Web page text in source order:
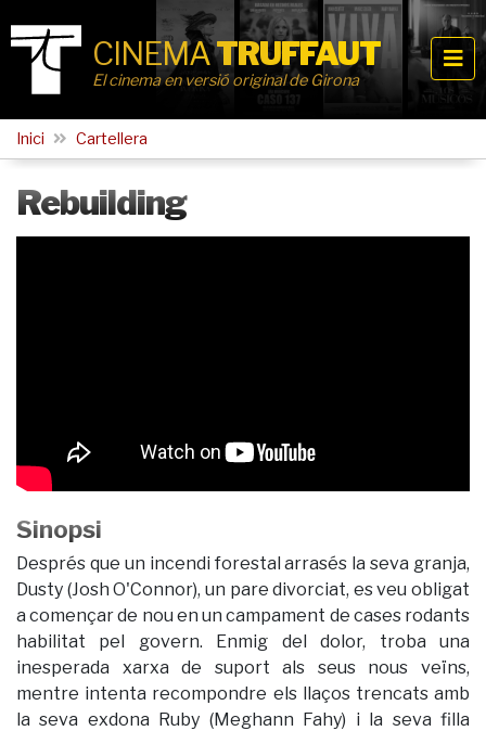
CINEMATRUFFAUT
El cinema en versió original de Girona
Inici Cartellera
Rebuilding
Sinopsi
Després que un incendi forestal arrasés la seva granja,
Dusty (Josh O'Connor), un pare divorciat, es veu obligat
a començar de nou en un campament de cases rodants
habilitat pel govern. Enmig del dolor, troba una
inesperada xarxa de suport als seus nous veïns,
mentre intenta recompondre els llaços trencats amb
la seva exdona Ruby (Meghann Fahy) i la seva filla